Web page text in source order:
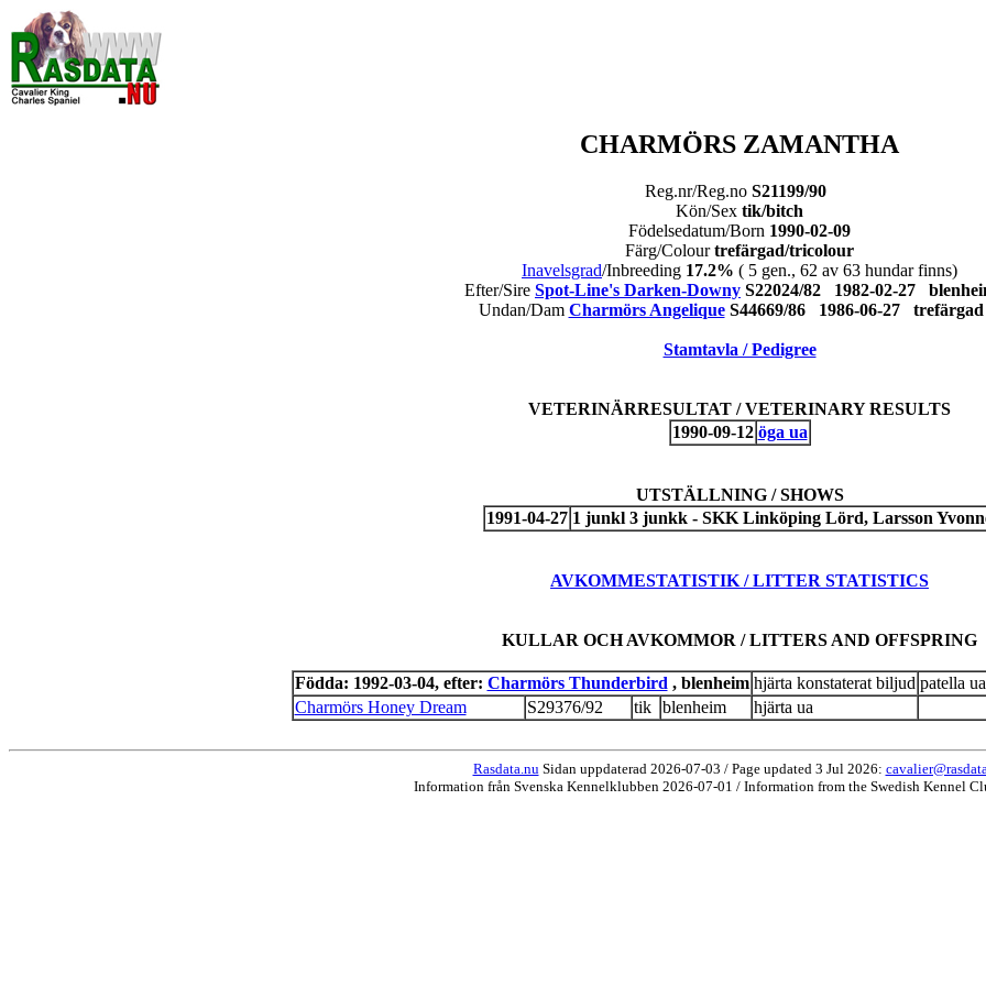
CHARMÖRS ZAMANTHA
Reg.nr/Reg.no S21199/90
Kön/Sex tik/bitch
Födelsedatum/Born 1990-02-09
Färg/Colourtrefärgad/tricolour
Inavelsgrad/Inbreeding 17.2% ( 5 gen., 62 av 63 hundar finns)
Efter/Sire Spot-Line's Darken-Downy S22024/82 1982-02-27
Undan/Dam Charmörs AngeliqueS44669/86 1986-06-27
Stamtavla / Pedigree
VETERINÄRRESULTAT / VETERINARY RESULTS
1990-09-12 öga ua
UTSTÄLLNING / SHOWS
1991-04-27 1 junkl 3 junkk - SKK Linköping Lörd, Larsson
AVKOMMESTATISTIK / LITTER STATISTICS
KULLAR OCH AVKOMMOR / LITTERS AND OFFSPRING
Födda: 1992-03-04, efter: Charmörs Thunderbird , blenheim hjärta konstaterat biljud patella ua
Charmörs Honey Dream
S29376/92 tik blenheim hjärta ua
Rasdata.nu Sidan uppdaterad 2026-07-03 / Page updated 3 Jul 2026:
Information från Svenska Kennelklubben 2026-07-01 / Information from the Swedish Kennel